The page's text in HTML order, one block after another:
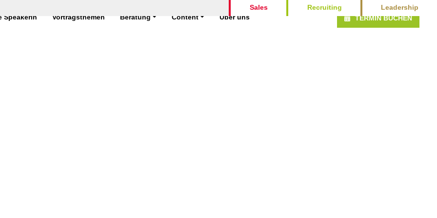
Sales Recruiting
Leadership
Speakerin
Vortragsthemen Beratung Content Über uns TERMIN BUCHEN